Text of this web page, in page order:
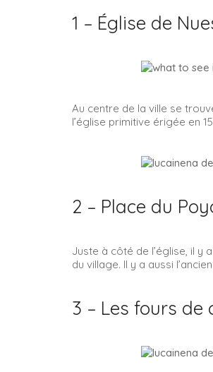
1 – Église de
Au centre de la ville se
l’église primitive érigée en
2 – Place du
Juste à côté de l’église, il y
du village. Il y a aussi
3 – Les fours